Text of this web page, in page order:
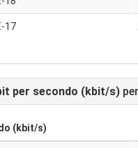
17
per secondo (kbit/s)
(kbit/s)